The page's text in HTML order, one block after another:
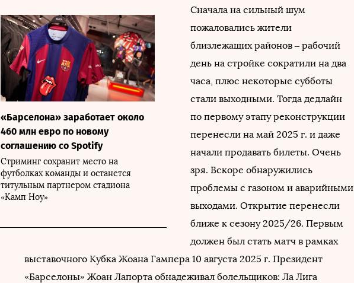
«Барселона» заработает около
460 млн евро по новому
соглашению со Spotify
Стриминг сохранит место на
футболках команды и останется
титульным партнером стадиона
«Камп Ноу»
Сначала на сильный шум
пожаловались жители
близлежащих районов – рабочий
день на стройке сократили на два
часа, плюс некоторые субботы
стали выходными. Тогда дедлайн
по первому этапу реконструкции
перенесли на май 2025 г. и даже
начали продавать билеты. Очень
зря. Вскоре обнаружились
проблемы с газоном и аварийными
выходами. Открытие перенесли
ближе к сезону 2025/26. Первым
должен был стать матч в рамках
выставочного Кубка Жоана Гампера 10 августа 2025 г. Президент
«Барселоны» Жоан Лапорта обнадеживал болельщиков: Ла Лига